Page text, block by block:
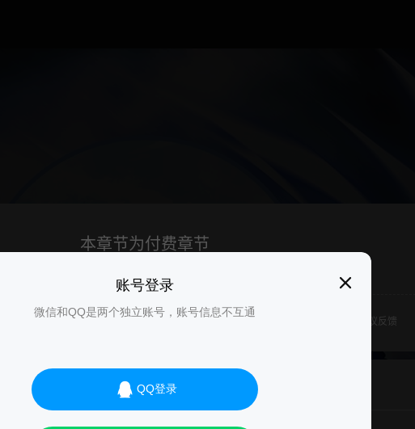
账号登录
微信和QQ是两个独立账号，账号信息不互通
QQ登录